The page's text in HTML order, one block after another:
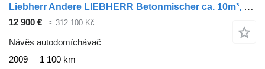
Liebherr Andere LIEBHERR Betonmischer ca. 10m³, 6x Vorhanden!
12 900 € ≈ 312 100 Kč
Návěs autodomíchávač
2009
1 100 km